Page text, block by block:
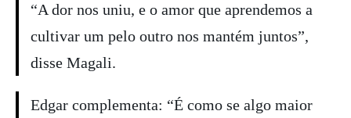
“A dor nos uniu, e o amor que aprendemos a
cultivar um pelo outro nos mantém juntos”,
disse Magali.
Edgar complementa: “É como se algo maior